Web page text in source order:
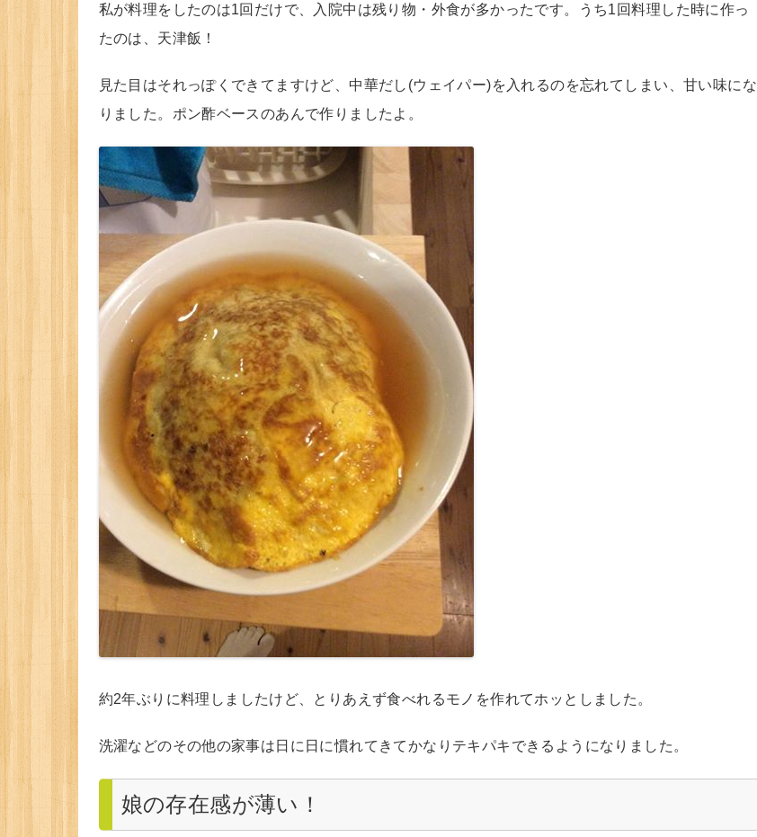
私が料理をしたのは1回だけで、入院中は残り物・外食が多かったです。うち1回料理した時に作っ
たのは、天津飯！
見た目はそれっぽくできてますけど、中華だし(ウェイパー)を入れるのを忘れてしまい、甘い味にな
りました。ポン酢ベースのあんで作りましたよ。
約2年ぶりに料理しましたけど、とりあえず食べれるモノを作れてホッとしました。
洗濯などのその他の家事は日に日に慣れてきてかなりテキパキできるようになりました。
娘の存在感が薄い！